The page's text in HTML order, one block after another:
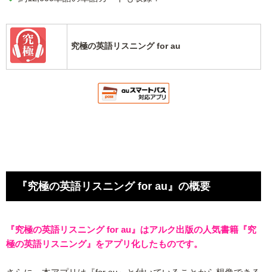
究極の英語リスニング for au
『究極の英語リスニング for au』の概要
『究極の英語リスニング for au』はアルク出版の人気書籍『究
極の英語リスニング』をアプリ化したものです。